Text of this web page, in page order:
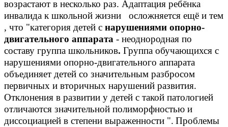
возрастают в несколько раз. Адаптация ребёнка
инвалида к школьной жизни осложняется ещё и тем
, что "категория детей с нарушениями опорно-
двигательного аппарата - неоднородная по
составу группа школьников. Группа обучающихся с
нарушениями опорно-двигательного аппарата
объединяет детей со значительным разбросом
первичных и вторичных нарушений развития.
Отклонения в развитии у детей с такой патологией
отличаются значительной полиморфностью и
диссоциацией в степени выраженности ". Проблемы